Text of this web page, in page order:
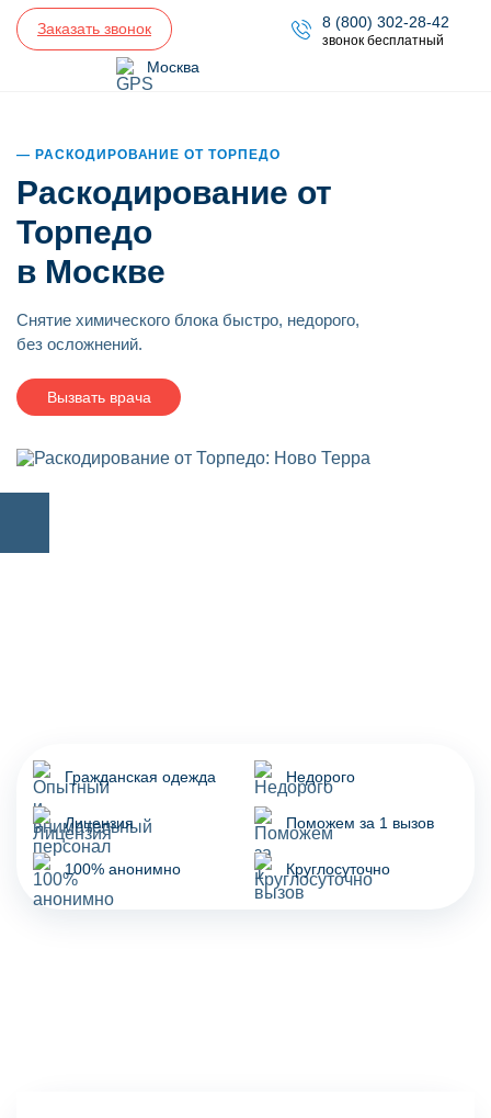
8 (800) 302-28-42
звонок бесплатный
Заказать звонок
Москва
РАСКОДИРОВАНИЕ ОТ ТОРПЕДО
Раскодирование от
Торпедо
в Москве
Снятие химического блока быстро, недорого,
без осложнений.
Вызвать врача
Гражданская одежда Недорого
Лицензия Поможем за 1 вызов
100% анонимно Круглосуточно